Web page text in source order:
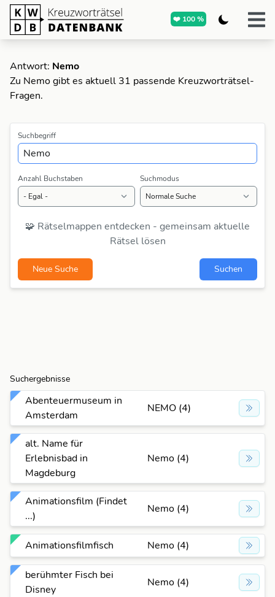
❤️ 100 %
Antwort: Nemo
Zu Nemo gibt es aktuell 31 passende Kreuzworträtsel-
Fragen.
Suchbegriff
Anzahl Buchstaben Suchmodus
🧩 Rätselmappen entdecken - gemeinsam aktuelle
Rätsel lösen
Neue Suche Suchen
Suchergebnisse
Abenteuermuseum in
Amsterdam
NEMO (4)
alt. Name für
Erlebnisbad in
Magdeburg
Nemo (4)
Animationsfilm (Findet
...)
Nemo (4)
Animationsfilmfisch Nemo (4)
berühmter Fisch bei
Disney
Nemo (4)